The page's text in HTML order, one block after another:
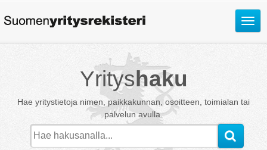
Avaa
Yrityshaku
Hae yritystietoja nimen, paikkakunnan, osoitteen, toimialan tai
palvelun avulla.